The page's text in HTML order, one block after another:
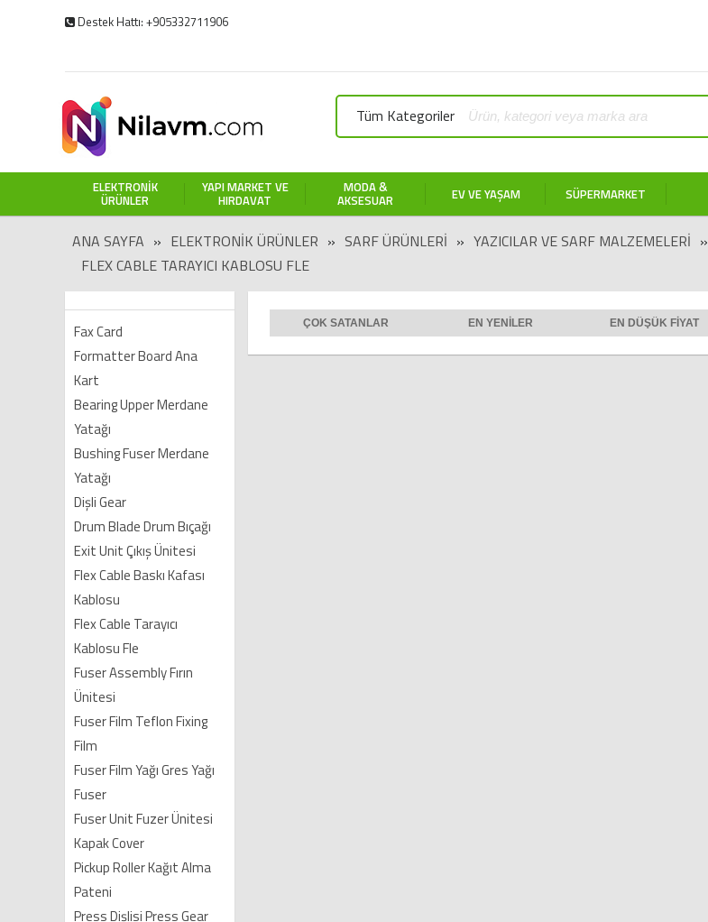
Destek Hattı: +905332711906
Tüm Kategoriler
ELEKTRONIK
ÜRÜNLER
YAPI MARKET VE
HIRDAVAT
MODA &
AKSESUAR EV VE YAŞAM SÜPERMARKET
ANA SAYFA » ELEKTRONIK ÜRÜNLER » SARF ÜRÜNLERI » YAZICILAR VE SARF MALZEMELERI »
FLEX CABLE TARAYICI KABLOSU FLE
Fax Card
Formatter Board Ana
Kart
Bearing Upper Merdane
Yatağı
Bushing Fuser Merdane
Yatağı
Dişli Gear
Drum Blade Drum Bıçağı
Exit Unit Çıkış Ünitesi
Flex Cable Baskı Kafası
Kablosu
Flex Cable Tarayıcı
Kablosu Fle
Fuser Assembly Fırın
Ünitesi
Fuser Film Teflon Fixing
Film
Fuser Film Yağı Gres Yağı
Fuser
Fuser Unit Fuzer Ünitesi
Kapak Cover
Pickup Roller Kağıt Alma
Pateni
Press Dişlisi Press Gear
ÇOK SATANLAR EN YENILER EN DÜŞÜK FIYAT